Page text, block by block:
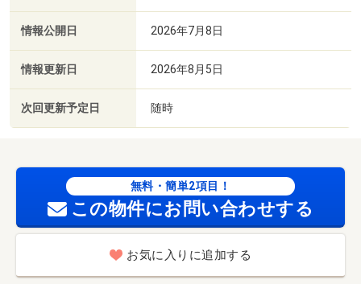
情報公開日 2026年7月8日
情報更新日 2026年8月5日
次回更新予定日 随時
無料・簡単2項目！
この物件にお問い合わせする
お気に入りに追加する